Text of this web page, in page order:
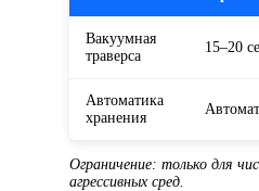
Вакуумная
траверса
15–20
Автоматика
хранения
Автомат
Ограничение: только для
агрессивных сред.